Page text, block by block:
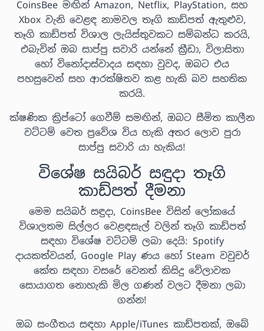
CoinsBee මඟින් Amazon, Netflix, PlayStation, සහ
Xbox වැනි වෙළඳ නාමවල තෑගි කාඩ්පත් ඇතුළුව,
තෑගි කාඩ්පත් විශාල ලැයිස්තුවකට සම්බන්ධ කරයි,
එබැවින් ඔබ සාප්පු සවාරි යන්නේ ක්‍රීඩා, විලාසිතා
හෝ විනෝදාස්වාදය සඳහා වුවද, ඔබට එය
පහසුවෙන් සහ ආරක්ෂිතව කළ හැකි බව සහතික
කරයි.
ක්ෂණික ක්‍රිප්ටෝ ගෙවීම් සමඟින්, ඔබට සීමිත කාලීන
වට්ටම් වෙත ප්‍රවේශ විය හැකි අතර ලොව පුරා
සාප්පු සවාරි යා හැකිය!
විශේෂ සයිබර් සඳුදා තෑගි
කාඩ්පත් දීමනා
මෙම සයිබර් සඳුදා, CoinsBee විසින් ලෝකයේ
විශාලතම සිල්ලර වෙළඳසැල් වලින් තෑගි කාඩ්පත්
සඳහා විශේෂ වට්ටම් ලබා දෙයි: Spotify
දායකත්වයන්, Google Play ණය හෝ Steam වවුචර්
කේත සඳහා වසරේ වෙනත් කිසිදු වේලාවක
සොයාගත නොහැකි මිල ගණන් වලට දීමනා ලබා
ගන්න!
ඔබ සංගීතය සඳහා Apple/iTunes කාඩ්පතක්, ඔබේ